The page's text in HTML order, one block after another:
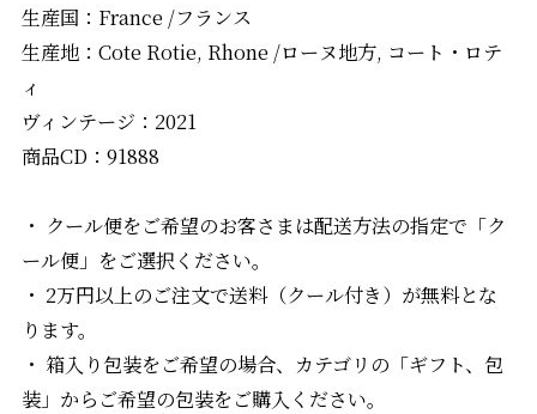
生産国：France /フランス
生産地：Cote Rotie, Rhone /ローヌ地方, コート・ロテ
ィ
ヴィンテージ：2021
商品CD：91888
・ クール便をご希望のお客さまは配送方法の指定で「ク
ール便」をご選択ください。
・ 2万円以上のご注文で送料（クール付き）が無料とな
ります。
・ 箱入り包装をご希望の場合、カテゴリの「ギフト、包
装」からご希望の包装をご購入ください。